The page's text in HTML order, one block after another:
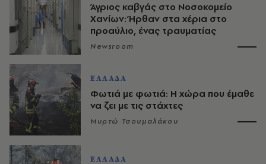
Άγριος καβγάς στο Νοσοκομείο
Χανίων: Ήρθαν στα χέρια στο
προαύλιο, ένας τραυματίας
Newsroom
ΕΛΛΑΔΑ
Φωτιά με φωτιά: Η χώρα που έμαθε
να ζει με τις στάχτες
Μυρτώ Τσουμαλάκου
ΕΛΛΑΔΑ